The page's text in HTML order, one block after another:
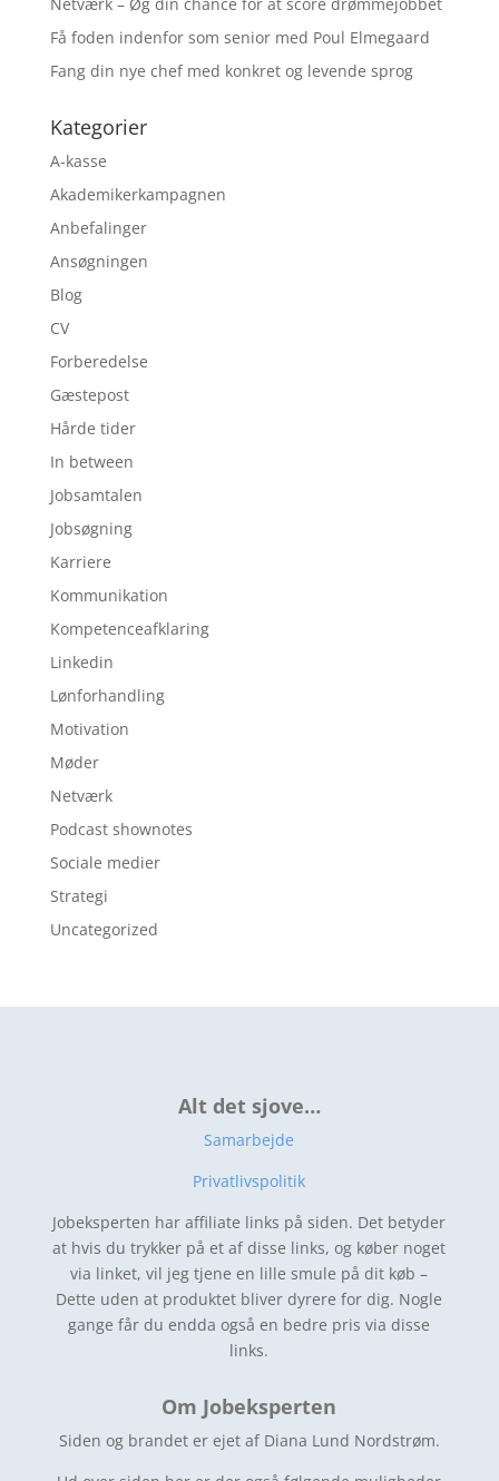
Få foden indenfor som senior med Poul Elmegaard
Fang din nye chef med konkret og levende sprog
Kategorier
A-kasse
Akademikerkampagnen
Anbefalinger
Ansøgningen
Blog
CV
Forberedelse
Gæstepost
Hårde tider
In between
Jobsamtalen
Jobsøgning
Karriere
Kommunikation
Kompetenceafklaring
Linkedin
Lønforhandling
Motivation
Møder
Netværk
Podcast shownotes
Sociale medier
Strategi
Uncategorized
Alt det sjove…
Samarbejde
Privatlivspolitik
Jobeksperten har affiliate links på siden. Det betyder
at hvis du trykker på et af disse links, og køber noget
via linket, vil jeg tjene en lille smule på dit køb –
Dette uden at produktet bliver dyrere for dig. Nogle
gange får du endda også en bedre pris via disse
links.
Om Jobeksperten
Siden og brandet er ejet af Diana Lund Nordstrøm.